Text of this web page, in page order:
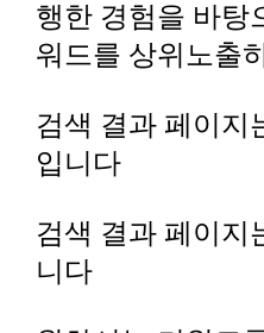
행한 경험을 바탕
워드를 상위노출
검색 결과 페이지
입니다
검색 결과 페이지
니다